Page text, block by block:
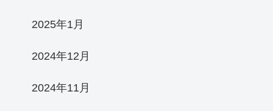
2025年1月
2024年12月
2024年11月